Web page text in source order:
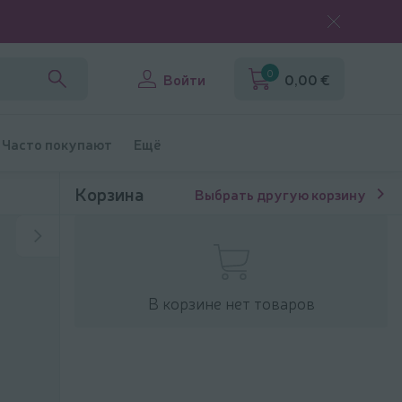
Войти 0 0,00 €
Часто покупают Ещё
Корзина Выбрать другую корзину
В корзине нет товаров